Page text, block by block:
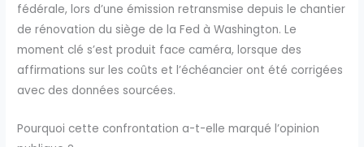
fédérale, lors d’une émission retransmise depuis le chantier
de rénovation du siège de la Fed à Washington. Le
moment clé s’est produit face caméra, lorsque des
affirmations sur les coûts et l’échéancier ont été corrigées
avec des données sourcées.
Pourquoi cette confrontation a-t-elle marqué l’opinion